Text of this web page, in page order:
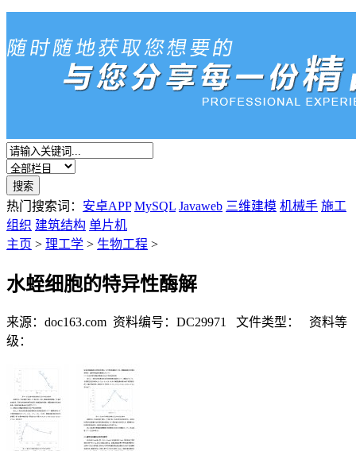
热门搜索词： 安卓APP MySQL Javaweb 三维建模 机械手 施工
组织 建筑结构 单片机
主页 > 理工学 > 生物工程 >
水蛭细胞的特异性酶解
来源：doc163.com 资料编号：DC29971 文件类型：
资料等
级：